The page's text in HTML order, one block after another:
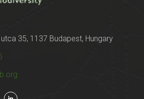
35, 1137 Budapest, Hungary